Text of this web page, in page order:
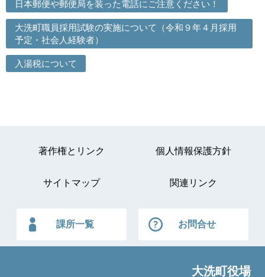
日本郵便や郵便局を装った電話にご注意ください！
大洗町職員採用試験の実施について（令和９年４月採用
予定・社会人経験者）
入湯税について
著作権とリンク 個人情報保護方針
サイトマップ 関連リンク
課所一覧 お問合せ
大洗町役場